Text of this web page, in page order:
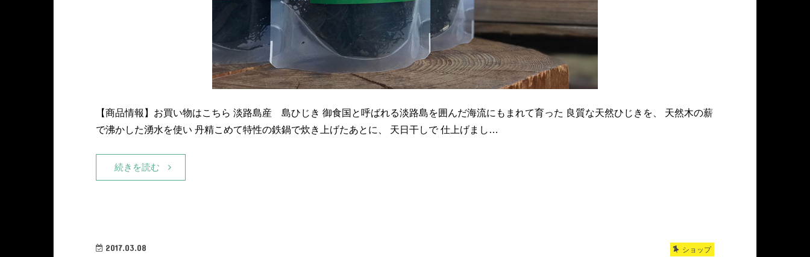
【商品情報】お買い物はこちら 淡路島産 島ひじき 御食国と呼ばれる淡路島を囲んだ海流にもまれて育った 良質な天然ひじきを、 天然木の薪
で沸かした湧水を使い 丹精こめて特性の鉄鍋で炊き上げたあとに、 天日干しで 仕上げまし…
続きを読む
2017.03.08 ショップ